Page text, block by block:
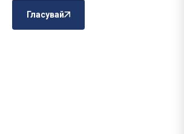
Гласувай